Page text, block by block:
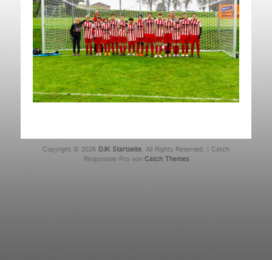
Copyright © 2026 DJK Startseite. All Rights Reserved. | Catch
Responsive Pro von Catch Themes